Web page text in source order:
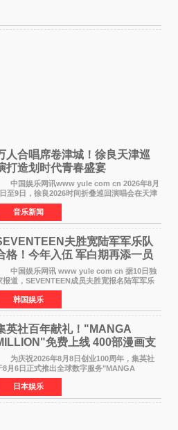
、网剧
人合唱席卷津城！徐良天津巡
打造划时代青春盛宴
中国娱乐网讯www yule com cn 2026年8月
至9日，徐良2026时间折叠巡回演唱会在天津
续举办三场演出。整场演出凭借扎实的音乐内
容、有温度的舞台叙事与充满巧思的现场设计，
天津本地及专
音乐新闻
夫胜宽陆军军乐队
格！今年入伍 军白期再添一员
中国娱乐网讯 www yule com cn 据10日独
报道，SEVENTEEN成员夫胜宽报名陆军军乐
并合格，预计将于今年入伍，成为组合中又一
位履行国防义务的成员。 目前SEVENTEEN
全面进入军白期—
韩国娱乐
英社百年献礼！"MANGA
免费上线 400部漫画支
援逾百种语言
为庆祝2026年8月8日创业100周年，集英社
8月6日正式推出全球数字服务"MANGA
，无需注册即可免费阅读近400部漫画
作品，总量达100万页，翻译成100多种语言面向
球读者开放。该服务预
日本娱乐